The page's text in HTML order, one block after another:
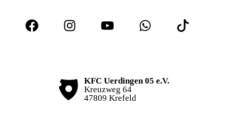
KFC Uerdingen 05 e.V.
Kreuzweg 64
47809 Krefeld